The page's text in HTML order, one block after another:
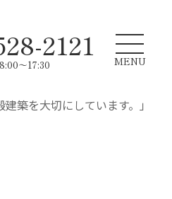
2121
～17:30 MENU
築を大切にしています。」